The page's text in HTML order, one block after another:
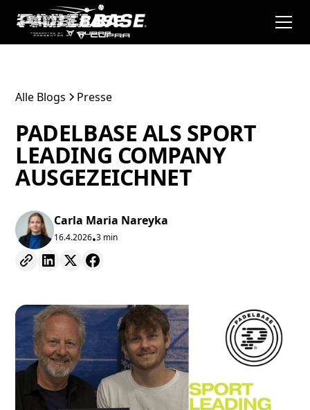
Alle Blogs Presse
PADELBASE ALS SPORT
LEADING COMPANY
AUSGEZEICHNET
Carla Maria Nareyka
16.4.2026•3 min